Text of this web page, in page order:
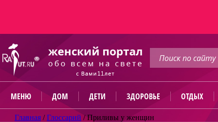
МЕНЮ ДОМ ДЕТИ ЗДОРОВЬЕ ОТДЫХ
Главная /Глоссарий /Приливы у женщин